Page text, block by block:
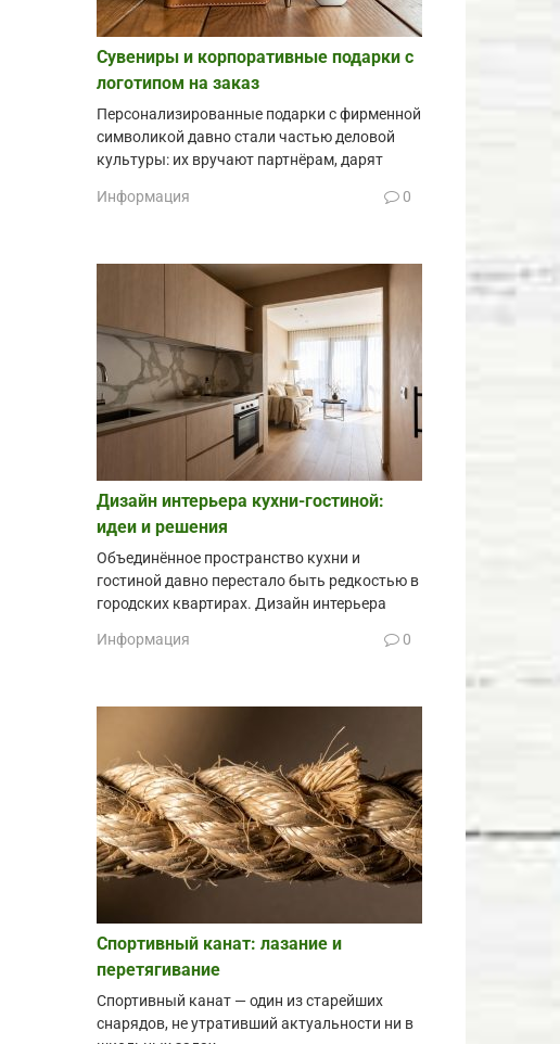
Сувениры и корпоративные подарки с
логотипом на заказ
Персонализированные подарки с фирменной
символикой давно стали частью деловой
культуры: их вручают партнёрам, дарят
Информация 0
Дизайн интерьера кухни-гостиной:
идеи и решения
Объединённое пространство кухни и
гостиной давно перестало быть редкостью в
городских квартирах. Дизайн интерьера
Информация 0
Спортивный канат: лазание и
перетягивание
Спортивный канат — один из старейших
снарядов, не утративший актуальности ни в